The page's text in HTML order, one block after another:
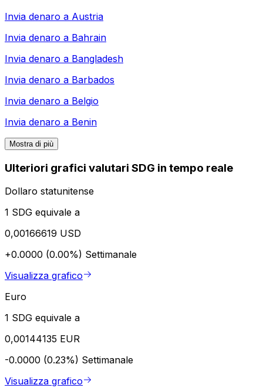
Invia denaro a Austria
Invia denaro a Bahrain
Invia denaro a Bangladesh
Invia denaro a Barbados
Invia denaro a Belgio
Invia denaro a Benin
Mostra di più
Ulteriori grafici valutari SDG in tempo reale
Dollaro statunitense
1 SDG equivale a
0,00166619 USD
+0.0000 (0.00%) Settimanale
Visualizza grafico
Euro
1 SDG equivale a
0,00144135 EUR
-0.0000 (0.23%) Settimanale
Visualizza grafico